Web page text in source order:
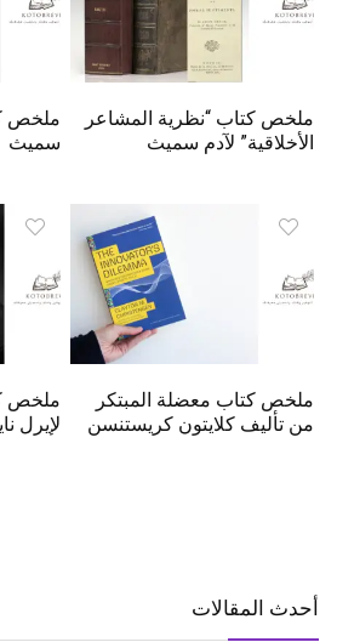
ملخص كتاب “نظرية المشاعر
الأخلاقية” لآدم سميث
ملخص
سميث
ملخص كتاب معضلة المبتكر
من تأليف كلايتون كريستنسن
ملخص
لإيرل
أحدث المقالات